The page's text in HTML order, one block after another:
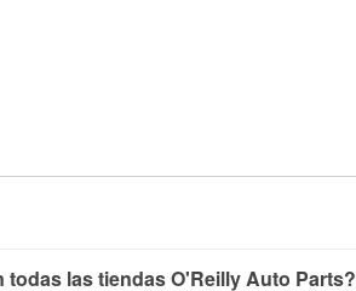
las tiendas O'Reilly Auto Parts?